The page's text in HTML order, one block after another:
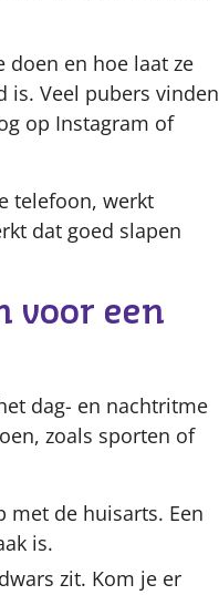
doen en hoe laat ze
is. Veel pubers vinden
op Instagram of
telefoon, werkt
dat goed slapen
voor een
dag- en nachtritme
zoals sporten of
met de huisarts. Een
is.
zit. Kom je er